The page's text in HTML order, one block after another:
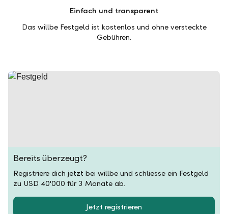
Einfach und transparent
Das willbe Festgeld ist kostenlos und ohne versteckte
Gebühren.
Bereits überzeugt?
Registriere dich jetzt bei willbe und schliesse ein Festgeld
zu USD 40'000 für 3 Monate ab.
Jetzt registrieren